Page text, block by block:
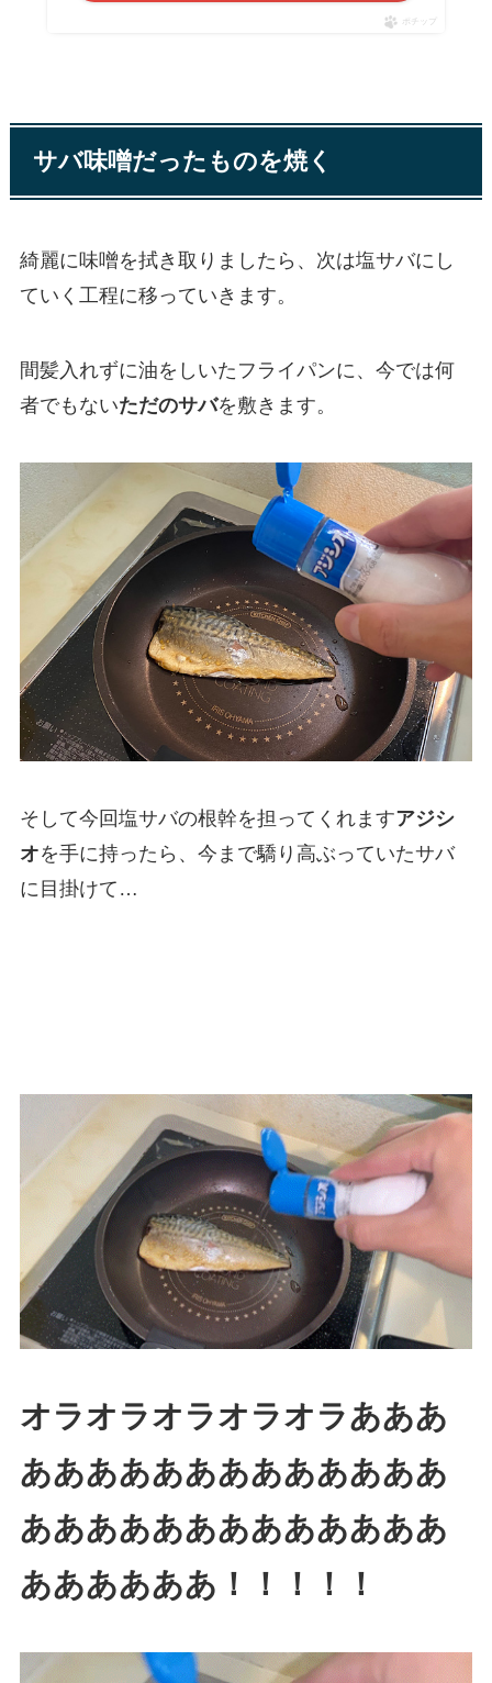
ポチップ
サバ味噌だったものを焼く
綺麗に味噌を拭き取りましたら、次は塩サバにし
ていく工程に移っていきます。
間髪入れずに油をしいたフライパンに、今では何
者でもないただのサバを敷きます。
そして今回塩サバの根幹を担ってくれますアジシ
オを手に持ったら、今まで驕り高ぶっていたサバ
に目掛けて…
オラオラオラオラオラあああ
あああああああああああああ
あああああああああああああ
ああああああ！！！！！